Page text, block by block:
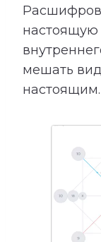
настоящую
мешать
настоящим.